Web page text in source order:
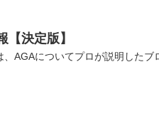
【決定版】
、AGAについてプロが説明した